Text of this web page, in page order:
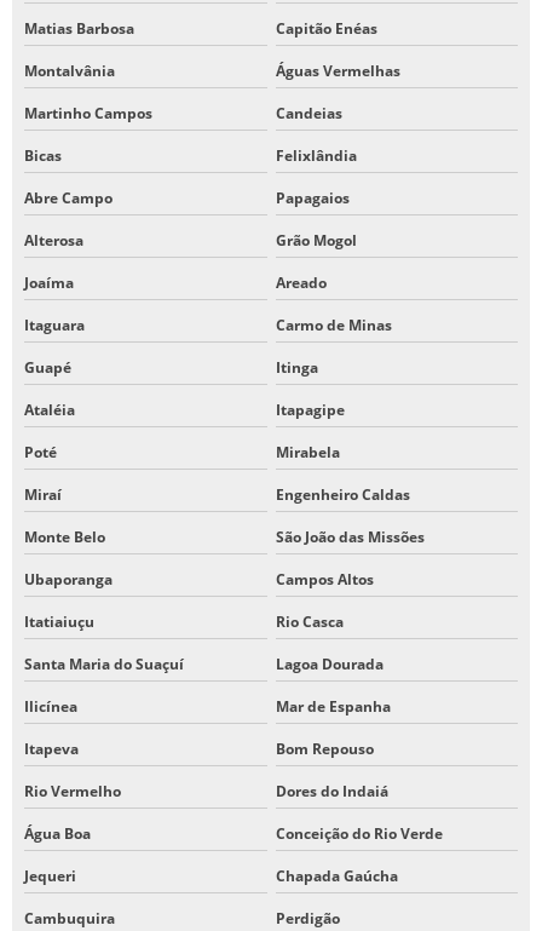
Matias Barbosa Capitão Enéas
Montalvânia Águas Vermelhas
Martinho Campos Candeias
Bicas Felixlândia
Abre Campo Papagaios
Alterosa Grão Mogol
Joaíma Areado
Itaguara Carmo de Minas
Guapé Itinga
Ataléia Itapagipe
Poté Mirabela
Miraí Engenheiro Caldas
Monte Belo São João das Missões
Ubaporanga Campos Altos
Itatiaiuçu Rio Casca
Santa Maria do Suaçuí Lagoa Dourada
Ilicínea Mar de Espanha
Itapeva Bom Repouso
Rio Vermelho Dores do Indaiá
Água Boa Conceição do Rio Verde
Jequeri Chapada Gaúcha
Cambuquira Perdigão